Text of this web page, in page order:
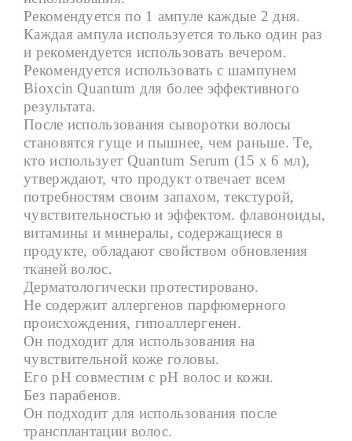
Рекомендуется по 1 ампуле каждые 2 дня.
Каждая ампула используется только один раз
и рекомендуется использовать вечером.
Рекомендуется использовать с шампунем
Bioxcin Quantum для более эффективного
результата.
После использования сыворотки волосы
становятся гуще и пышнее, чем раньше. Те,
кто использует Quantum Serum (15 x 6 мл),
утверждают, что продукт отвечает всем
потребностям своим запахом, текстурой,
чувствительностью и эффектом. флавоноиды,
витамины и минералы, содержащиеся в
продукте, обладают свойством обновления
тканей волос.
Дерматологически протестировано.
Не содержит аллергенов парфюмерного
происхождения, гипоаллергенен.
Он подходит для использования на
чувствительной коже головы.
Его рН совместим с рН волос и кожи.
Без парабенов.
Он подходит для использования после
трансплантации волос.